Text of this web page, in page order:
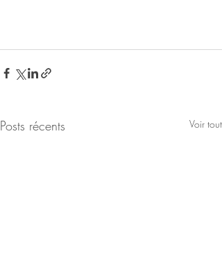
Posts récents Voir tout